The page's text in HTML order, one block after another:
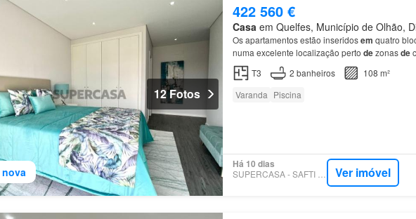
12 Fotos
422 560 €
Casa em Quelfes, Município de Olhão,
Os apartamentos estão inseridosem quatro
numa excelente localização perto dezonasde
deOlhão está localizada pleno coração
T3 2 banheiros
108 m²
Varanda Piscina
Há 10 dias
Ver imóvel